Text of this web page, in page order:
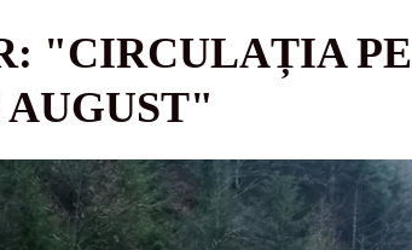
"CIRCULAȚIA PE